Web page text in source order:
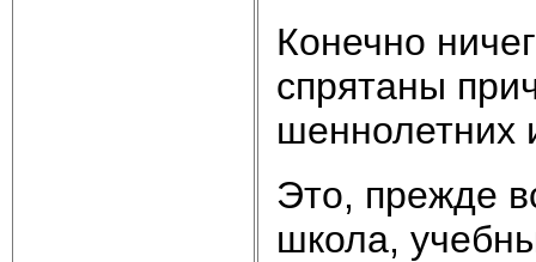
Ко­неч­но
спря­та­ны
шен­но­лет­них
Это, пре­ж­де
шко­ла,